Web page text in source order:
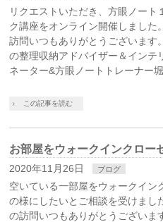
リクエストいただき、方眼ノート
ク講座をオンライン開催しました
訪問いつもありがとうございます
の整理収納アドバイザー＆インテ
ネーター&方眼ノートトレーナー
この記事を読む
お部屋をウォークインクロー
2020年11月26日 ブログ
空いている一部屋をウォークイン
の様にしたいとご相談を受けまし
の訪問いつもありがとうございま